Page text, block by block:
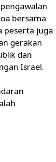
bersama
peserta juga
gerakan
dan
Israel.